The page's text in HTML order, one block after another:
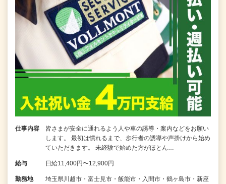
仕事内容
皆さまが安全に通れるよう人や車の誘導・案内などをお願い
します。 最初は慣れるまで、歩行者の誘導や声掛けから始め
ていただきます。 未経験で始めた方がほとん…
給与 日給11,400円〜12,900円
勤務地
埼玉県川越市・富士見市・飯能市・入間市・鶴ヶ島市・新座